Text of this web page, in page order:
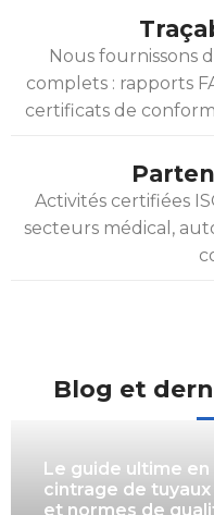
Nous fournissons
complets : rapports
certificats de
Activités certifiées
secteurs médical,
Blog et
Le guide ultime
cintrage de
et normes de